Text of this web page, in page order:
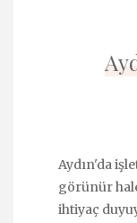
Aydın'da
görünür
ihtiyaç